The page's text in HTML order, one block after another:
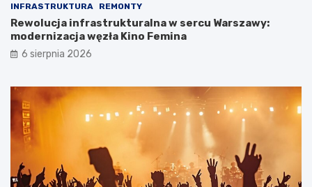
INFRASTRUKTURA REMONTY
Rewolucja infrastrukturalna w sercu Warszawy:
modernizacja węzła Kino Femina
6 sierpnia 2026